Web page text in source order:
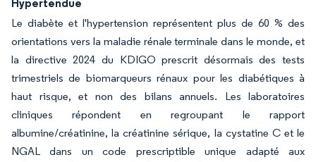
Hypertendue
Le diabète et l'hypertension représentent plus de 60 % des
orientations vers la maladie rénale terminale dans le monde, et
la directive 2024 du KDIGO prescrit désormais des tests
trimestriels de biomarqueurs rénaux pour les diabétiques à
haut risque, et non des bilans annuels. Les laboratoires
cliniques répondent en regroupant le rapport
albumine/créatinine, la créatinine sérique, la cystatine C et le
NGAL dans un code prescriptible unique adapté aux